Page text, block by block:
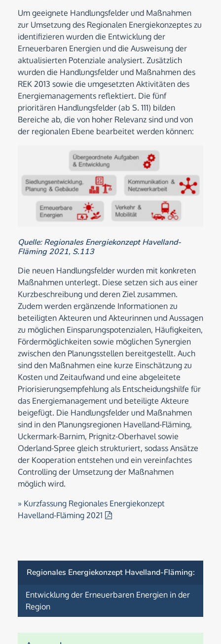
Um geeignete Handlungsfelder und Maßnahmen
zur Umsetzung des Regionalen Energiekonzeptes zu
identifizieren wurden die Entwicklung der
Erneuerbaren Energien und die Ausweisung der
aktualisierten Potenziale analysiert. Zusätzlich
wurden die Handlungsfelder und Maßnahmen des
REK 2013 sowie die umgesetzten Aktivitäten des
Energiemanagements reflektiert. Die fünf
prioritären Handlungsfelder (ab S. 111) bilden
Bereiche ab, die von hoher Relevanz sind und von
der regionalen Ebene bearbeitet werden können:
Quelle: Regionales Energiekonzept Havelland-
Fläming 2021, S.113
Die neuen Handlungsfelder wurden mit konkreten
Maßnahmen unterlegt. Diese setzen sich aus einer
Kurzbeschreibung und deren Ziel zusammen.
Zudem werden ergänzende Informationen zu
beteiligten Akteuren und Akteurinnen und Aussagen
zu möglichen Einsparungspotenzialen, Häufigkeiten,
Fördermöglichkeiten sowie möglichen Synergien
zwischen den Planungsstellen bereitgestellt. Auch
sind den Maßnahmen eine kurze Einschätzung zu
Kosten und Zeitaufwand und eine abgeleitete
Priorisierungsempfehlung als Entscheidungshilfe für
das Energiemanagement und beteiligte Akteure
beigefügt. Die Handlungsfelder und Maßnahmen
sind in den Planungsregionen Havelland-Fläming,
Uckermark-Barnim, Prignitz-Oberhavel sowie
Oderland-Spree gleich strukturiert, sodass Ansätze
der Kooperation entstehen und ein vereinfachtes
Controlling der Umsetzung der Maßnahmen
möglich wird.
» Kurzfassung Regionales Energiekonzept
Havelland-Fläming 2021
Regionales Energiekonzept Havelland-Fläming:
Entwicklung der Erneuerbaren Energien in der
Region